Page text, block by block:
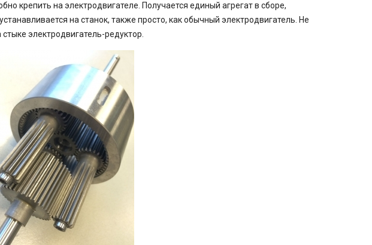
крепить на электродвигателе. Получается единый агрегат в сборе,
на станок, также просто, как обычный электродвигатель. Не
электродвигатель-редуктор.